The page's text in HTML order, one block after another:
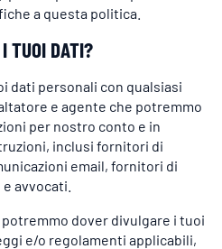
a questa politica.
TUOI DATI?
dati personali con qualsiasi
e agente che potremmo
per nostro conto e in
inclusi fornitori di
email, fornitori di
avvocati.
dover divulgare i tuoi
e/o regolamenti applicabili,